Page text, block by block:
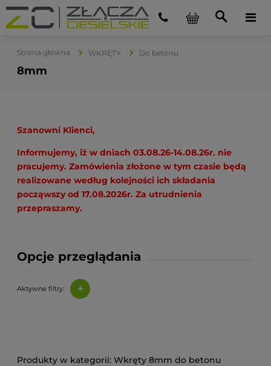
Strona główna WKRĘTY Do betonu
8mm
Szanowni Klienci,
Informujemy, iż w dniach 03.08.26-14.08.26r. nie
pracujemy. Zamówienia złożone w tym czasie będą
realizowane według kolejności ich składania
począwszy od 17.08.2026r. Za utrudnienia
przepraszamy.
Opcje przeglądania
Aktywne filtry: +
Wkręty 8mm do betonu